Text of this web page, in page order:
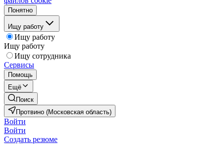
Понятно
Ищу работу
Ищу работу
Ищу работу
Ищу сотрудника
Сервисы
Помощь
Ещё
Поиск
Протвино (Московская область)
Войти
Войти
Создать резюме